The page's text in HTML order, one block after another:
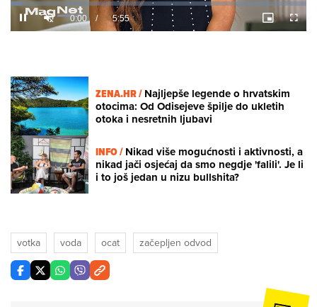
Unmute /
Loaded:
3.76%
ZENA.HR /Najljepše legende o hrvatskim
otocima: Od Odisejeve špilje do ukletih
otoka i nesretnih ljubavi
INFO /Nikad više mogućnosti i aktivnosti, a
nikad jači osjećaj da smo negdje 'falili'. Je li
i to još jedan u nizu bullshita?
votka voda ocat začepljen odvod